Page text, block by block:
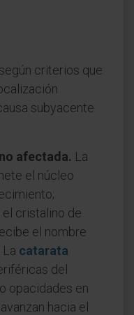
criterios que
subyacente
afectada. La
el núcleo
cristalino de
el nombre
La catarata
del
opacidades en
hacia el